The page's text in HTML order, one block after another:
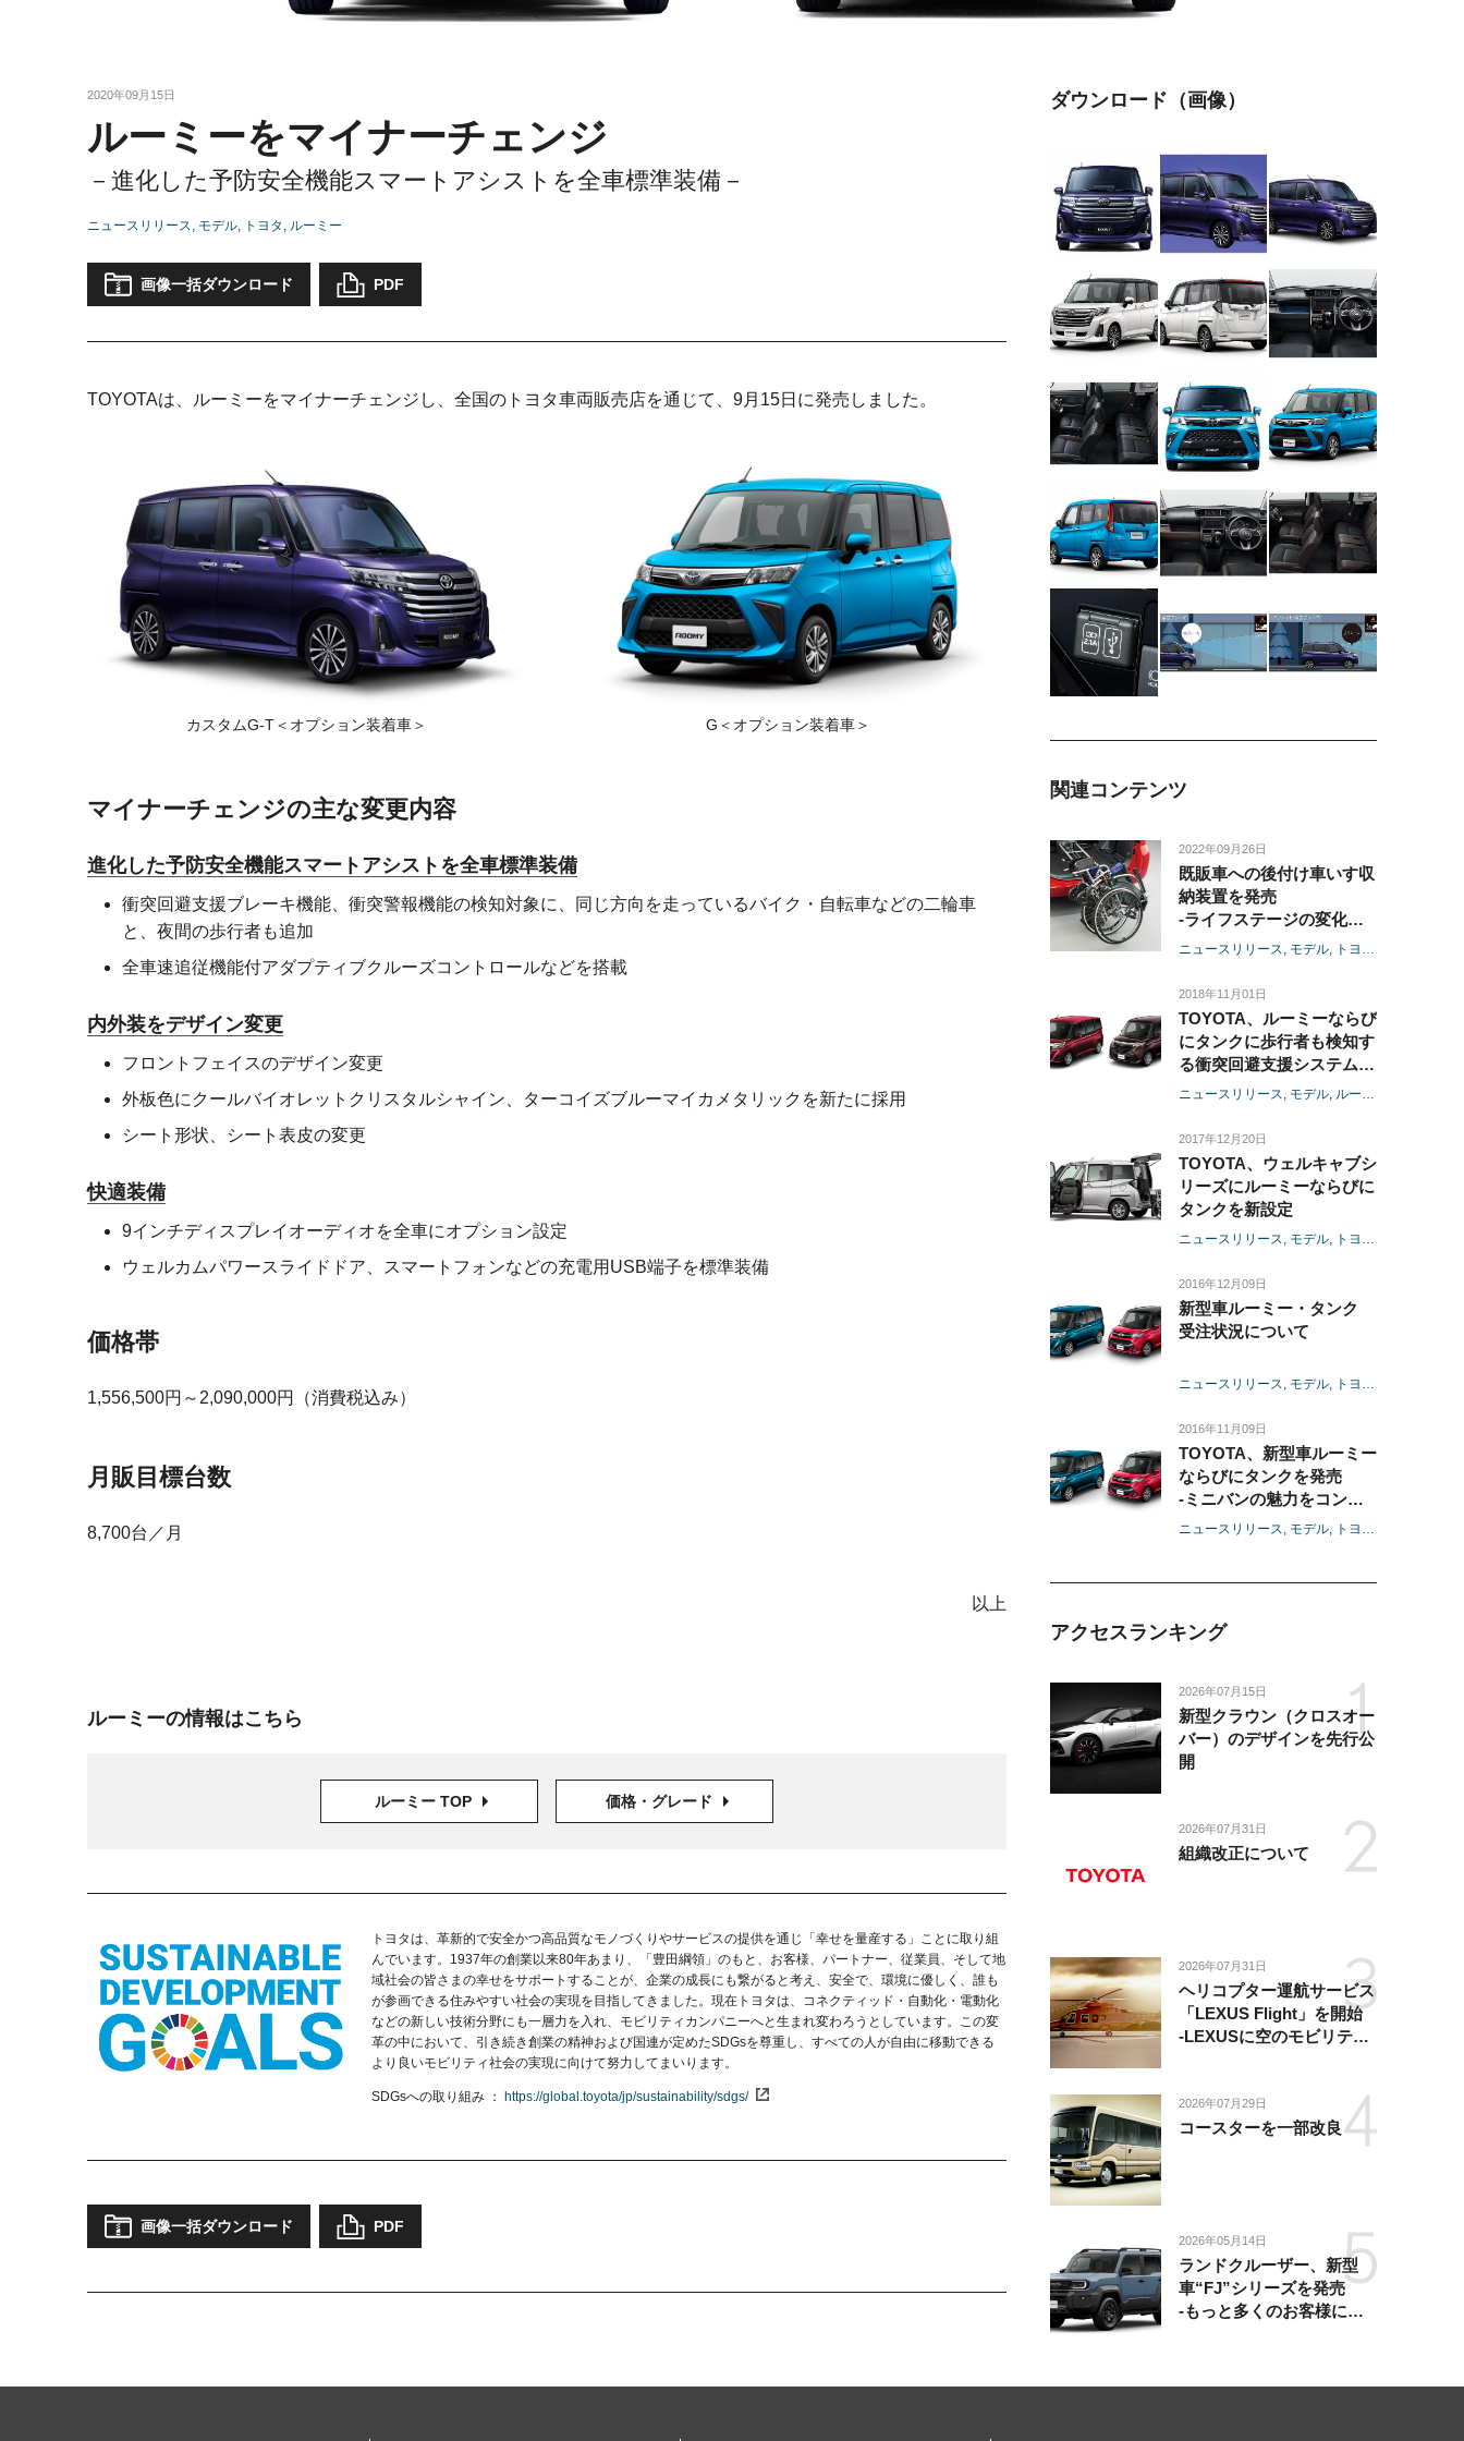
2020年09月15日
ルーミーをマイナーチェンジ
－進化した予防安全機能スマートアシストを全車標準装備－
ニュースリリース モデル トヨタ ルーミー
画像一括ダウンロード PDF
TOYOTAは、ルーミーをマイナーチェンジし、全国のトヨタ車両販売店を通じて、9月15日に発売しました。
カスタムG-T＜オプション装着車＞ G ＜オプション装着車＞
マイナーチェンジの主な変更内容
進化した予防安全機能スマートアシストを全車標準装備
衝突回避支援ブレーキ機能、衝突警報機能の検知対象に、同じ方向を走っているバイク・自転車などの二輪車
と、夜間の歩行者も追加
全車速追従機能付アダプティブクルーズコントロールなどを搭載
内外装をデザイン変更
フロントフェイスのデザイン変更
外板色にクールバイオレットクリスタルシャイン、ターコイズブルーマイカメタリックを新たに採用
シート形状、シート表皮の変更
快適装備
9インチディスプレイオーディオを全車にオプション設定
ウェルカムパワースライドドア、スマートフォンなどの充電用USB端子を標準装備
価格帯
1,556,500円～2,090,000円（消費税込み）
月販目標台数
8,700台／月
以上
ルーミーの情報はこちら
ルーミー TOP 価格・グレード
トヨタは、革新的で安全かつ高品質なモノづくりやサービスの提供を通じ「幸せを量産する」ことに取り組
んでいます。1937年の創業以来80年あまり、「豊田綱領」のもと、お客様、パートナー、従業員、そして地
域社会の皆さまの幸せをサポートすることが、企業の成長にも繋がると考え、安全で、環境に優しく、誰も
が参画できる住みやすい社会の実現を目指してきました。現在トヨタは、コネクティッド・自動化・電動化
などの新しい技術分野にも一層力を入れ、モビリティカンパニーへと生まれ変わろうとしています。この変
革の中において、引き続き創業の精神および国連が定めたSDGsを尊重し、すべての人が自由に移動できる
より良いモビリティ社会の実現に向けて努力してまいります。
SDGsへの取り組み https://global.toyota/jp/sustainability/sdgs/
画像一括ダウンロード PDF
ダウンロード（画像）
関連コンテンツ
2022年09月26日
既販車への後付け車いす収
納装置を発売
-ライフステージの変化に
応じて機能が追加できる純
ルキャブ」-
ニュースリリース モデル トヨタ
2018年11月01日
TOYOTA、ルーミーならび
にタンクに歩行者も検知す
る衝突回避支援システムを
採用
G“Cozy Edition”を発売-
ニュースリリース モデル ルーミー
2017年12月20日
TOYOTA、ウェルキャブシ
リーズにルーミーならびに
タンクを新設定
ニュースリリース モデル トヨタ
2016年12月09日
新型車ルーミー・タンク
受注状況について
ニュースリリース モデル トヨタ
2016年11月09日
TOYOTA、新型車ルーミー
ならびにタンクを発売
-ミニバンの魅力をコンパ
クトカーに凝縮したトール
ニュースリリース モデル トヨタ
アクセスランキング
2026年07月15日
新型クラウン（クロスオー
バー）のデザインを先行公
開
2026年07月31日
組織改正について
2026年07月31日
ヘリコプター運航サービス
「LEXUS Flight」を開始
-LEXUSに空のモビリティ
2026年07月29日
コースターを一部改良
2026年05月14日
ランドクルーザー、新型
車“FJ”シリーズを発売
-もっと多くのお客様にラ